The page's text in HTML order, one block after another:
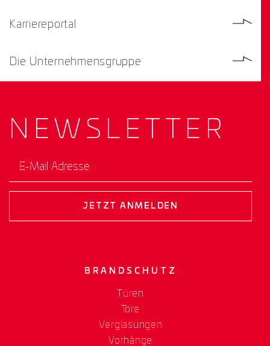
Karriereportal
Die Unternehmensgruppe
NEWS­ LETTER
E-Mail Adresse
JETZT ANMELDEN
BRANDSCHUTZ
Türen
Tore
Verglasungen
Vorhänge